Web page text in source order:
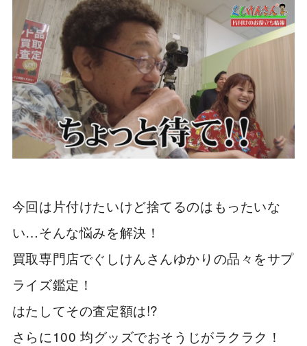
今回は片付けたいけど捨てるのはもったいな
い…そんな悩みを解決！
買取専門店でぐしけんさんゆかりの品々をサプ
ライズ鑑定！
はたしてその査定額は!?
さらに100 均グッズでおそうじがラクラク！